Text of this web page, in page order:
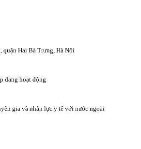
quận Hai Bà Trưng, Hà Nội
đang hoạt động
gia và nhân lực y tế với nước ngoài